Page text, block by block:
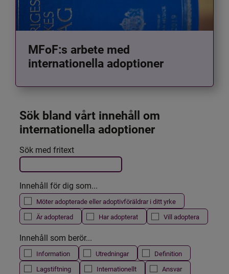
MFoF:s arbete med
internationella adoptioner
Sök bland vårt innehåll om
internationella adoptioner
Filtrera resultatet
Det här formuläret postas automatiskt
Sök med fritext
Innehåll för dig som...
Möter adopterade eller adoptivföräldrar i ditt yrke
Är adopterad
Har adopterat Vill adoptera
Innehåll som berör...
Information Utredningar
Definition
Lagstiftning
Internationellt
Ansvar